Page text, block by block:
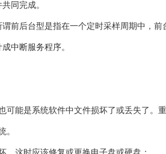
同完成。
前后台型是指在一个定时采样周期中，
中断服务程序。
能是系统软件中文件损坏了或丢失了。
。